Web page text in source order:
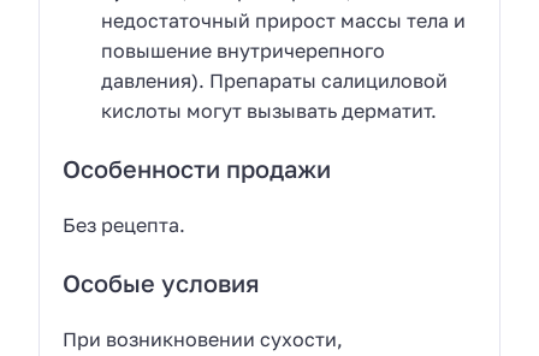
недостаточный прирост массы тела и
повышение внутричерепного
давления). Препараты салициловой
кислоты могут вызывать дерматит.
Особенности продажи
Без рецепта.
Особые условия
При возникновении сухости,